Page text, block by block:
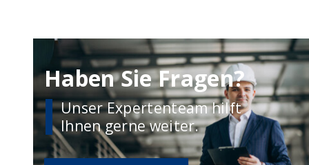
Haben Sie Fragen?
Unser Expertenteam hilft
Ihnen gerne weiter.